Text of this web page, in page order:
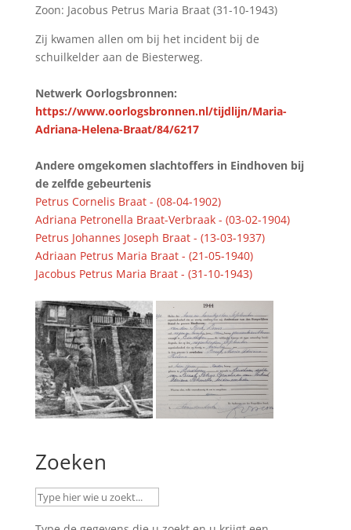
Zoon: Jacobus Petrus Maria Braat (31-10-1943)
Zij kwamen allen om bij het incident bij de
schuilkelder aan de Biesterweg.
Netwerk Oorlogsbronnen:
https://www.oorlogsbronnen.nl/tijdlijn/Maria-
Adriana-Helena-Braat/84/6217
Andere omgekomen slachtoffers in Eindhoven bij
de zelfde gebeurtenis
Petrus Cornelis Braat - (08-04-1902)
Adriana Petronella Braat-Verbraak - (03-02-1904)
Petrus Johannes Joseph Braat - (13-03-1937)
Adriaan Petrus Maria Braat - (21-05-1940)
Jacobus Petrus Maria Braat - (31-10-1943)
Zoeken